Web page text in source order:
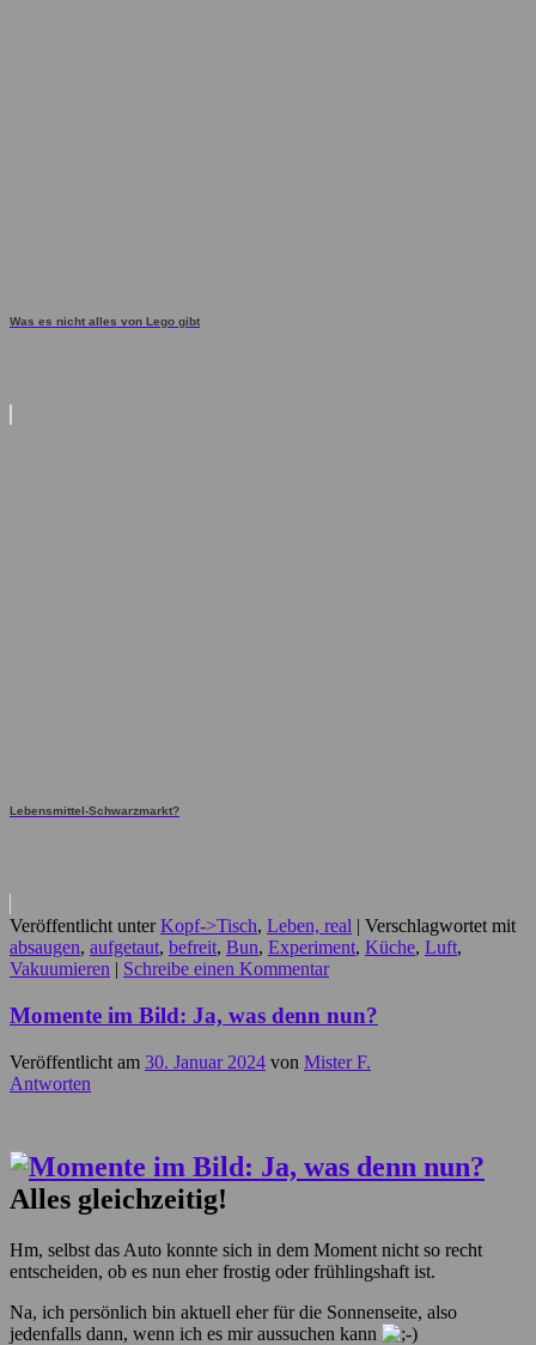
Was es nicht alles von Lego gibt
Lebensmittel-Schwarzmarkt?
Veröffentlicht unter Kopf->Tisch, Leben, real | Verschlagwortet mit
absaugen, aufgetaut, befreit, Bun, Experiment, Küche, Luft,
Vakuumieren | Schreibe einen Kommentar
Momente im Bild: Ja, was denn nun?
Veröffentlicht am 30. Januar 2024 von Mister F.
Antworten
Alles gleichzeitig!
Hm, selbst das Auto konnte sich in dem Moment nicht so recht
entscheiden, ob es nun eher frostig oder frühlingshaft ist.
Na, ich persönlich bin aktuell eher für die Sonnenseite, also
jedenfalls dann, wenn ich es mir aussuchen kann